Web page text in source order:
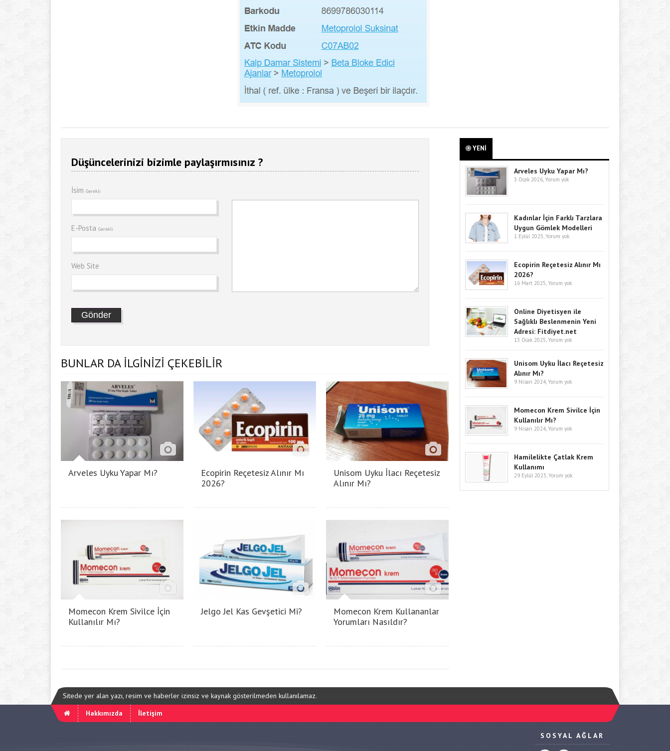
Düşüncelerinizi bizimle paylaşırmısınız ?
İsim Gerekli
E-Posta Gerekli
Web Site
BUNLAR DA İLGİNİZİ ÇEKEBİLİR
Arveles Uyku Yapar Mı?
Ecopirin Reçetesiz Alınır Mı
2026?
Unisom Uyku İlacı Reçetesiz
Alınır Mı?
Momecon Krem Sivilce İçin
Kullanılır Mı?
Jelgo Jel Kas Gevşetici Mi?
Momecon Krem Kullananlar
Yorumları Nasıldır?
YENİ
Arveles Uyku Yapar Mı?
3 Ocak 2026, Yorum yok
Kadınlar İçin Farklı Tarzlara
Uygun Gömlek Modelleri
1 Eylül 2025, Yorum yok
Ecopirin Reçetesiz Alınır Mı
2026?
16 Mart 2025, Yorum yok
Online Diyetisyen ile
Sağlıklı Beslenmenin Yeni
Adresi: Fitdiyet.net
13 Ocak 2025, Yorum yok
Unisom Uyku İlacı Reçetesiz
Alınır Mı?
9 Nisan 2024, Yorum yok
Momecon Krem Sivilce İçin
Kullanılır Mı?
9 Nisan 2024, Yorum yok
Hamilelikte Çatlak Krem
Kullanımı
29 Eylül 2023, Yorum yok
Sitede yer alan yazı, resim ve haberler izinsiz ve kaynak gösterilmeden kullanılamaz.
Hakkımızda
İletişim
SOSYAL AĞLAR